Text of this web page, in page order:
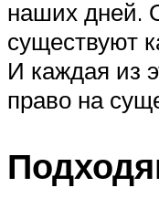
наших дней.
существуют
И каждая из
право на